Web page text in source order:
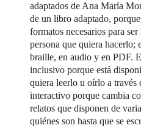
adaptados de Ana María
de un libro adaptado,
formatos necesarios para
persona que quiera hacerlo;
braille, en audio y en PDF.
inclusivo porque está
quiera leerlo u oírlo a través
interactivo porque cambia
relatos que disponen de
quiénes son hasta que se